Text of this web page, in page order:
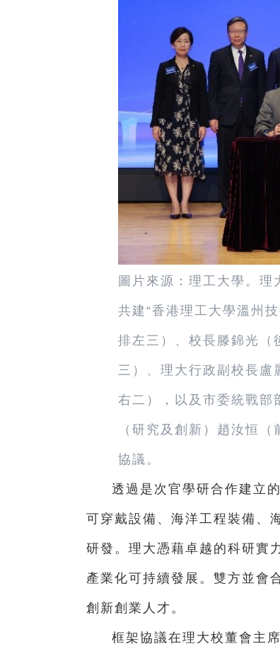
圖片來源：理工大學。理
共建“香港理工大學溫州
排左三）、校長滕錦光（
三）、理大行政副校長盧
右二），以及市委統戰部
（研究及創新）趙汝恒
協議。
透過是次官學研合作建立
可穿戴設備、海洋工程裝備、
研發。理大憑藉卓越的科研實
產業化可持續發展。雙方並會
創新創業人才。
框架協議在理大校董會主